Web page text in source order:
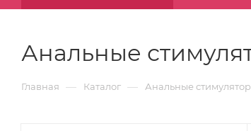
Анальные
Главная — Каталог — Анальные